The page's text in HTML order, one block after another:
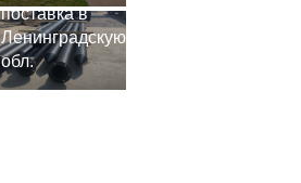
поставка в
Ленинградскую
обл.